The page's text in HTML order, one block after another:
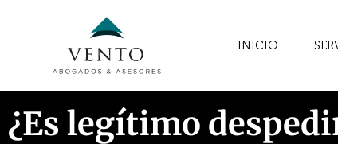
INICIO
¿Es legítimo